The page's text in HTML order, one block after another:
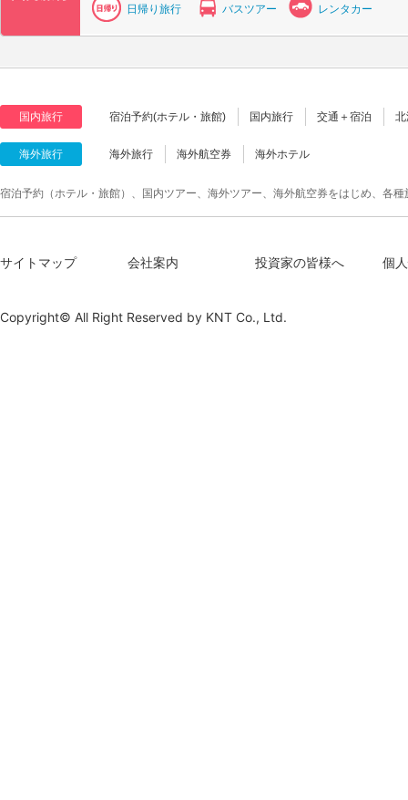
日帰り旅行 バスツアー レンタカー
国内旅行 宿泊予約(ホテル・旅館) 国内旅行 交通＋宿泊
海外旅行 海外旅行 海外航空券 海外ホテル
宿泊予約（ホテル・旅館）、国内ツアー、海外ツアー、海外航空券をはじめ、各
サイトマップ 会社案内 投資家の皆様へ 個
Copyright© All Right Reserved by KNT Co., Ltd.